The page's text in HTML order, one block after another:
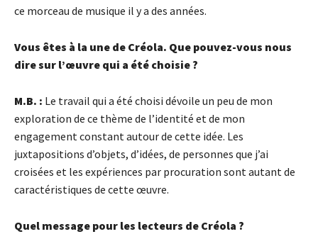
ce morceau de musique il y a des années.
Vous êtes à la une de Créola. Que pouvez-vous nous
dire sur l’œuvre qui a été choisie ?
M.B. : Le travail qui a été choisi dévoile un peu de mon
exploration de ce thème de l’identité et de mon
engagement constant autour de cette idée. Les
juxtapositions d’objets, d’idées, de personnes que j’ai
croisées et les expériences par procuration sont autant de
caractéristiques de cette œuvre.
Quel message pour les lecteurs de Créola ?